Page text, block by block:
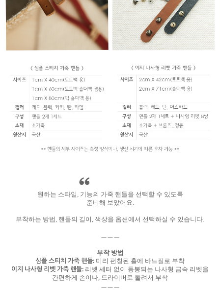
원하는 스타일, 기능의 가죽 핸들을 선택할 수 있도록
준비해 보았어요.
부착하는 방법, 핸들의 길이, 색상을 옵션에서 선택하실 수 있습니다.
ㅡㅡㅡ
부착 방법
심플 스티치 가죽 핸들: 미리 펀칭된 홀에 바느질로 부착
이지 나사형 리벳 가죽 핸들: 리벳 세터 없이 동봉되는 나사형 금속 리벳을
간편하게 손이나, 드라이버로 돌려서 부착
ㅡㅡㅡ